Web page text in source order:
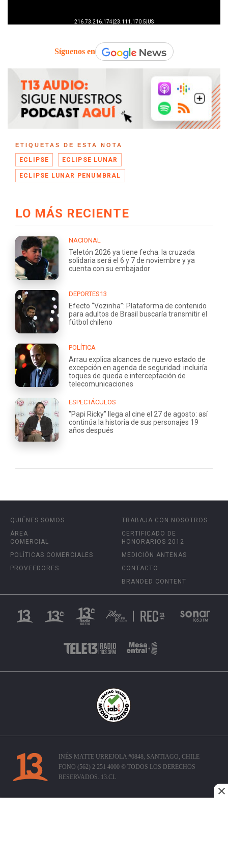
Síguenos en
ETIQUETAS DE ESTA NOTA
ECLIPSE ECLIPSE LUNAR
ECLIPSE LUNAR PENUMBRAL
LO MÁS RECIENTE
NACIONAL
Teletón 2026 ya tiene fecha: la cruzada
solidaria será el 6 y 7 de noviembre y ya
cuenta con su embajador
DEPORTES13
Efecto “Vozinha”: Plataforma de contenido
para adultos de Brasil buscaría transmitir el
fútbol chileno
POLÍTICA
Arrau explica alcances de nuevo estado de
excepción en agenda de seguridad: incluiría
toques de queda e interceptación de
telecomunicaciones
ESPECTÁCULOS
"Papi Ricky" llega al cine el 27 de agosto: así
continúa la historia de sus personajes 19
años después
QUIÉNES SOMOS
ÁREA
COMERCIAL
POLÍTICAS COMERCIALES
PROVEEDORES
TRABAJA CON NOSOTROS
CERTIFICADO DE
HONORARIOS 2012
MEDICIÓN ANTENAS
CONTACTO
BRANDED CONTENT
INÉS MATTE URREJOLA #0848, SANTIAGO, CHILE
FONO (562) 2 251 4000 © TODOS LOS DERECHOS
RESERVADOS. 13.CL